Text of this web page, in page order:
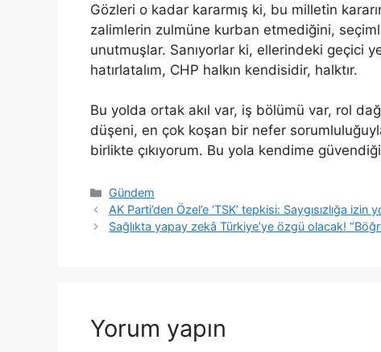
Gözleri o kadar kararmış ki, bu milletin
zalimlerin zulmüne kurban etmediğini,
unutmuşlar. Sanıyorlar ki, ellerindeki geçici
hatırlatalım, CHP halkın kendisidir, halktır.
Bu yolda ortak akıl var, iş bölümü var, rol
düşeni, en çok koşan bir nefer
birlikte çıkıyorum. Bu yola kendime
Kategoriler
Gündem
AK Parti’den Özel’e ‘TSK’ tepkisi: Saygısızlığa izin
Sağlıkta yapay zekâ Türkiye’ye özgü olacak!
Yorum yapın